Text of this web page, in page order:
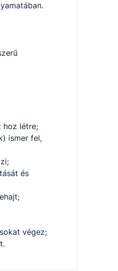
hoz létre;
ismer fel,
és
végez;